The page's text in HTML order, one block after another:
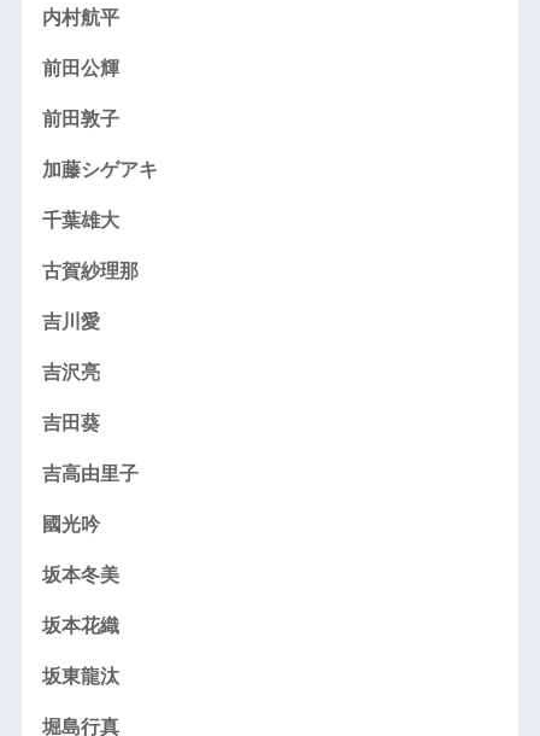
内村航平
前田公輝
前田敦子
加藤シゲアキ
千葉雄大
古賀紗理那
吉川愛
吉沢亮
吉田葵
吉高由里子
國光吟
坂本冬美
坂本花織
坂東龍汰
堀島行真